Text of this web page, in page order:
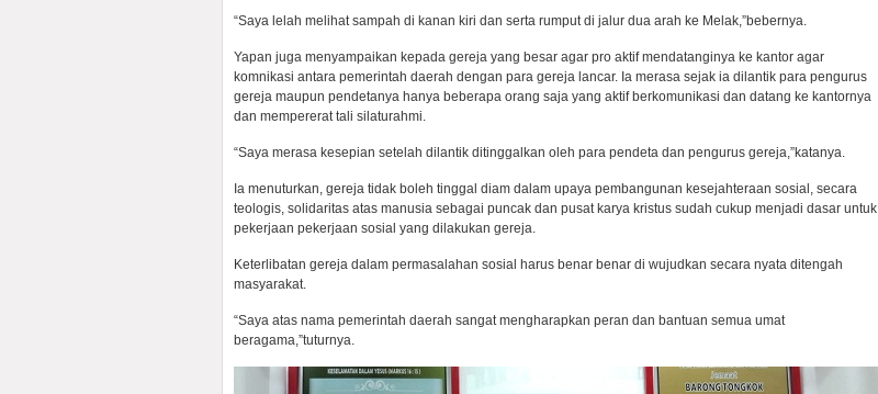
“Saya lelah melihat sampah di kanan kiri dan serta rumput di jalur dua arah ke Melak,”bebernya.
Yapan juga menyampaikan kepada gereja yang besar agar pro aktif mendatanginya ke kantor agar
komnikasi antara pemerintah daerah dengan para gereja lancar. Ia merasa sejak ia dilantik para pengurus
gereja maupun pendetanya hanya beberapa orang saja yang aktif berkomunikasi dan datang ke kantornya
dan mempererat tali silaturahmi.
“Saya merasa kesepian setelah dilantik ditinggalkan oleh para pendeta dan pengurus gereja,”katanya.
Ia menuturkan, gereja tidak boleh tinggal diam dalam upaya pembangunan kesejahteraan sosial, secara
teologis, solidaritas atas manusia sebagai puncak dan pusat karya kristus sudah cukup menjadi dasar untuk
pekerjaan pekerjaan sosial yang dilakukan gereja.
Keterlibatan gereja dalam permasalahan sosial harus benar benar di wujudkan secara nyata ditengah
masyarakat.
“Saya atas nama pemerintah daerah sangat mengharapkan peran dan bantuan semua umat
beragama,”tuturnya.